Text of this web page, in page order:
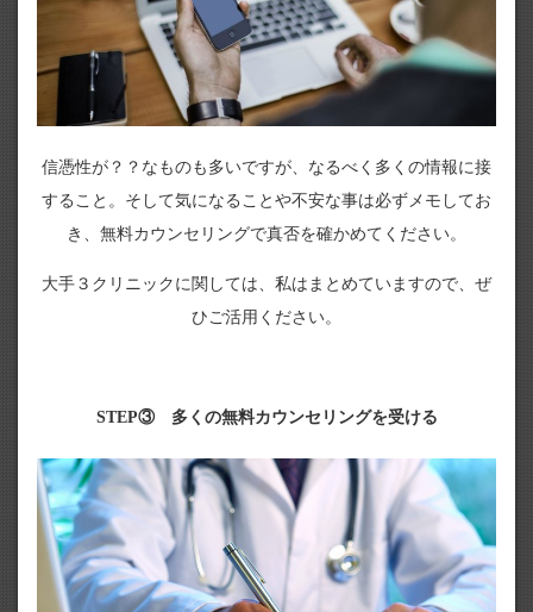
信憑性が？？なものも多いですが、なるべく多くの情報に接
すること。そして気になることや不安な事は必ずメモしてお
き、無料カウンセリングで真否を確かめてください。
大手３クリニックに関しては、私はまとめていますので、ぜ
ひご活用ください。
STEP③ 多くの無料カウンセリングを受ける